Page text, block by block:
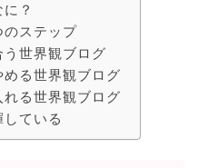
？
のステップ
世界観ブログ
る世界観ブログ
る世界観ブログ
ている